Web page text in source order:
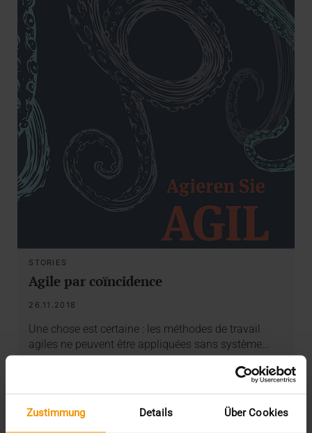
Zustimmung Details Über Cookies
STORIES
Agile par coïncidence
26.11.2018
Une chose est certaine : les méthodes de travail
agiles ne peuvent être appliquées sans système…
EN SAVOIR PLUS